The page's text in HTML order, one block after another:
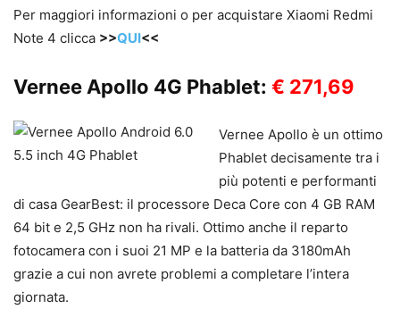
Per maggiori informazioni o per acquistare Xiaomi Redmi
Note 4 clicca >>QUI<<
Vernee Apollo 4G Phablet: € 271,69
Vernee Apollo è un ottimo
Phablet decisamente tra i
più potenti e performanti
di casa GearBest: il processore Deca Core con 4 GB RAM
64 bit e 2,5 GHz non ha rivali. Ottimo anche il reparto
fotocamera con i suoi 21 MP e la batteria da 3180mAh
grazie a cui non avrete problemi a completare l’intera
giornata.